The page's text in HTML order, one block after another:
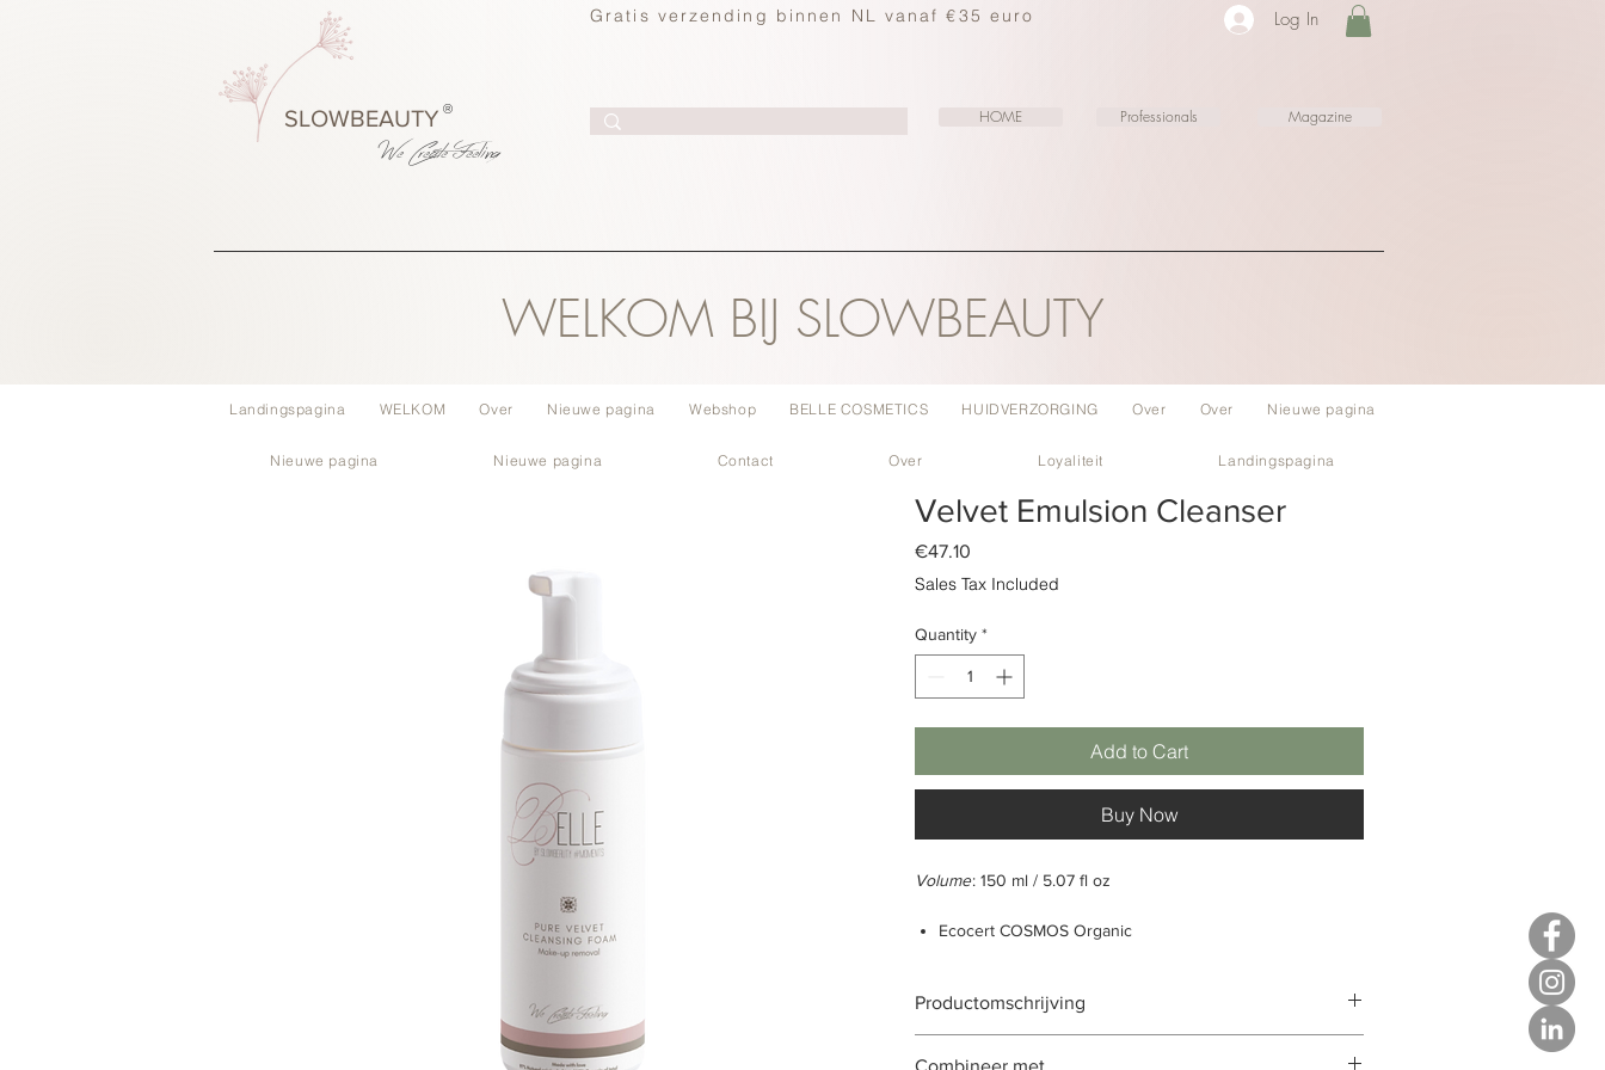
Gratis verzending binnen NL vanaf €35 euro Log In
®
SLOWBEAUTY
We CreateFeeling
HOME Professionals Magazine
WELKOM BIJ SLOWBEAUTY
Landingspagina WELKOM Over Nieuwe pagina Webshop BELLE COSMETICS HUIDVERZORGING Over Over Nieuwe pagina
Nieuwe pagina Nieuwe pagina Contact Over Loyaliteit Landingspagina
Velvet Emulsion Cleanser
€47.10
Sales Tax Included
Quantity *
Add to Cart
Buy Now
Volume: 150 ml / 5.07 fl oz
Ecocert COSMOS Organic
Dermatologisch getest
Natuurlijk oorsprong van totaal: 100%
Biologische oorsprong van totaal
Productomschrijving